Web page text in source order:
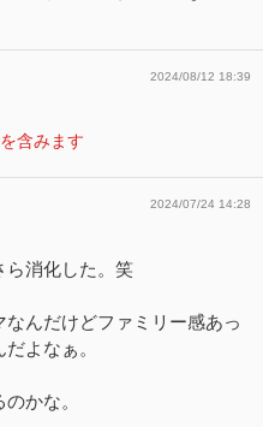
2024/08/12 18:39
含みます
2024/07/24 14:28
ら消化した。笑
んだけどファミリー感あっ
よなぁ。
かな。